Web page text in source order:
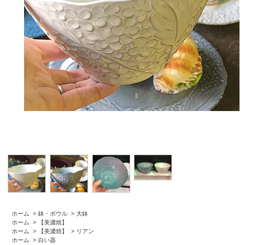
ホーム > 鉢・ボウル > 大鉢
ホーム
>
【美濃焼】
ホーム
> 【美濃焼】 > リアン
ホーム
> 白い器